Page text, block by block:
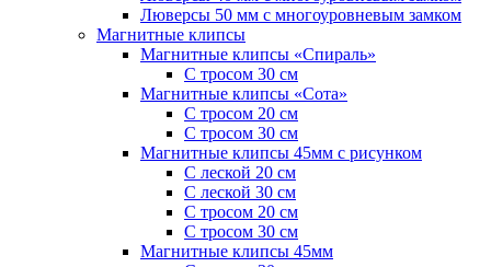
Люверсы 50 мм с многоуровневым замком
Магнитные клипсы
Магнитные клипсы «Спираль»
С тросом 30 см
Магнитные клипсы «Сота»
С тросом 20 см
С тросом 30 см
Магнитные клипсы 45мм с рисунком
С леской 20 см
С леской 30 см
С тросом 20 см
С тросом 30 см
Магнитные клипсы 45мм